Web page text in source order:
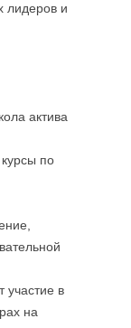
лидеров и
актива
по
в
на